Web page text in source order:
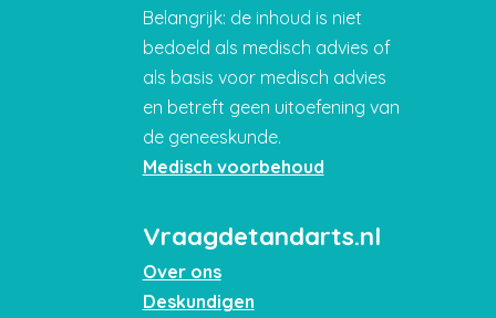
Belangrijk: de inhoud is niet
bedoeld als medisch advies of
als basis voor medisch advies
en betreft geen uitoefening van
de geneeskunde.
Medisch voorbehoud
Vraagdetandarts.nl
Over ons
Deskundigen